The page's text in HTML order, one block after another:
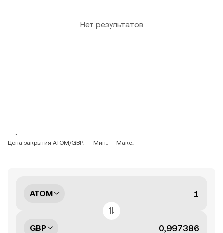
Нет результатов
-- ~ --
Цена закрытия ATOM/GBP: -- Мин.: -- Макс.: --
ATOM
GBP